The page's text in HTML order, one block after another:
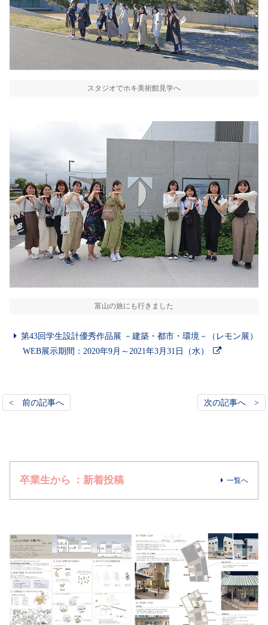
スタジオでホキ美術館見学へ
富山の旅にも行きました
第43回学生設計優秀作品展 －建築・都市・環境－（レモン展）
WEB展示期間：2020年9月～2021年3月31日（水）
< 前の記事へ 次の記事へ >
卒業生から ：新着投稿 一覧へ